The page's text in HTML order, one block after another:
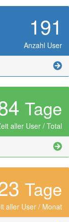
191
Anzahl User
Tage
aller User / Total
Tage
aller User / Monat